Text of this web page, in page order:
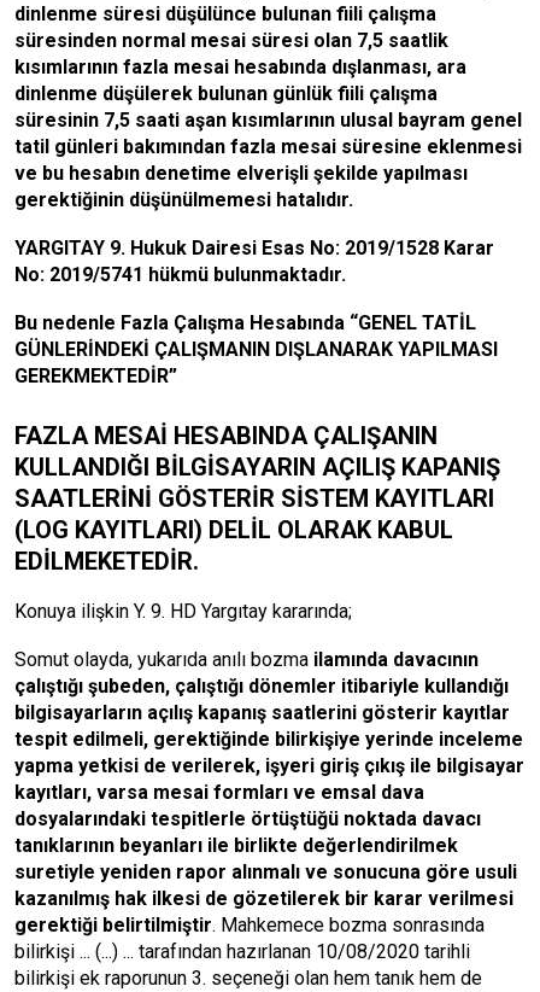
dinlenme süresi düşülünce bulunan fiili çalışma
süresinden normal mesai süresi olan 7,5 saatlik
kısımlarının fazla mesai hesabında dışlanması, ara
dinlenme düşülerek bulunan günlük fiili çalışma
süresinin 7,5 saati aşan kısımlarının ulusal bayram genel
tatil günleri bakımından fazla mesai süresine eklenmesi
ve bu hesabın denetime elverişli şekilde yapılması
gerektiğinin düşünülmemesi hatalıdır.
YARGITAY 9. Hukuk Dairesi Esas No: 2019/1528 Karar
No: 2019/5741 hükmü bulunmaktadır.
Bu nedenle Fazla Çalışma Hesabında “GENEL TATİL
GÜNLERİNDEKİ ÇALIŞMANIN DIŞLANARAK YAPILMASI
GEREKMEKTEDİR”
FAZLA MESAİ HESABINDA ÇALIŞANIN
KULLANDIĞI BİLGİSAYARIN AÇILIŞ KAPANIŞ
SAATLERİNİ GÖSTERİR SİSTEM KAYITLARI
(LOG KAYITLARI) DELİL OLARAK KABUL
EDİLMEKETEDİR.
Konuya ilişkin Y. 9. HD Yargıtay kararında;
Somut olayda, yukarıda anılı bozma ilamında davacının
çalıştığı şubeden, çalıştığı dönemler itibariyle kullandığı
bilgisayarların açılış kapanış saatlerini gösterir kayıtlar
tespit edilmeli, gerektiğinde bilirkişiye yerinde inceleme
yapma yetkisi de verilerek, işyeri giriş çıkış ile bilgisayar
kayıtları, varsa mesai formları ve emsal dava
dosyalarındaki tespitlerle örtüştüğü noktada davacı
tanıklarının beyanları ile birlikte değerlendirilmek
suretiyle yeniden rapor alınmalı ve sonucuna göre usuli
kazanılmış hak ilkesi de gözetilerek bir karar verilmesi
gerektiği belirtilmiştir. Mahkemece bozma sonrasında
bilirkişi ... (...) ... tarafından hazırlanan 10/08/2020 tarihli
bilirkişi ek raporunun 3. seçeneği olan hem tanık hem de